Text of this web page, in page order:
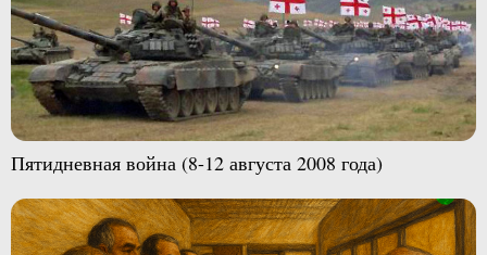
Пятидневная война (8-12 августа 2008 года)